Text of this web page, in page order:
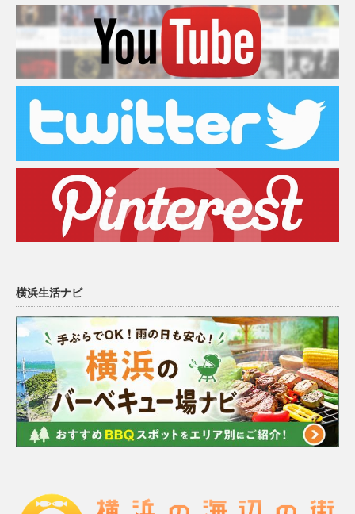
横浜生活ナビ